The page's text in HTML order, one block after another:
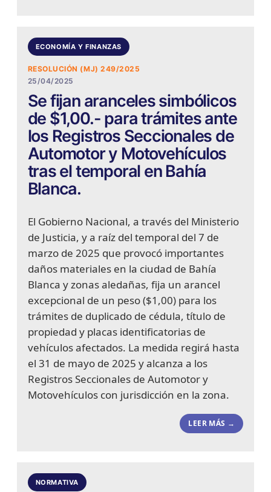
ECONOMÍA Y FINANZAS
RESOLUCIÓN (MJ) 249/2025
25/04/2025
Se fijan aranceles simbólicos
de $1,00.- para trámites ante
los Registros Seccionales de
Automotor y Motovehículos
tras el temporal en Bahía
Blanca.
El Gobierno Nacional, a través del Ministerio
de Justicia, y a raíz del temporal del 7 de
marzo de 2025 que provocó importantes
daños materiales en la ciudad de Bahía
Blanca y zonas aledañas, fija un arancel
excepcional de un peso ($1,00) para los
trámites de duplicado de cédula, título de
propiedad y placas identificatorias de
vehículos afectados. La medida regirá hasta
el 31 de mayo de 2025 y alcanza a los
Registros Seccionales de Automotor y
Motovehículos con jurisdicción en la zona.
LEER MÁS →
NORMATIVA